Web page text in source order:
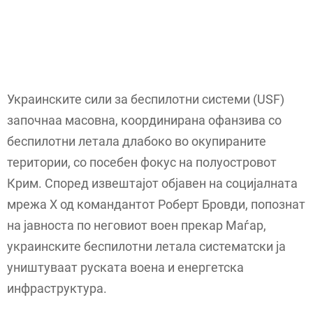
Украинските сили за беспилотни системи (USF)
започнаа масовна, координирана офанзива со
беспилотни летала длабоко во окупираните
територии, со посебен фокус на полуостровот
Крим. Според извештајот објавен на социјалната
мрежа X од командантот Роберт Бровди, попознат
на јавноста по неговиот воен прекар Маѓар,
украинските беспилотни летала систематски ја
уништуваат руската воена и енергетска
инфраструктура.